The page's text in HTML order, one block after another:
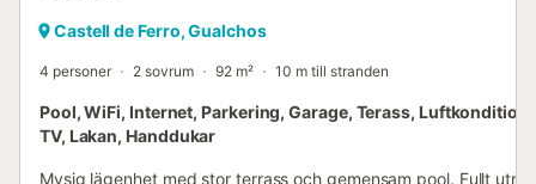
Castell de Ferro, Gualchos
4 personer 2 sovrum 92 m² 10 m till stranden
Pool, WiFi, Internet, Parkering, Garage, Terass,
TV, Lakan, Handdukar
Mysig lägenhet med stor terrass och gemensam pool. Fullt